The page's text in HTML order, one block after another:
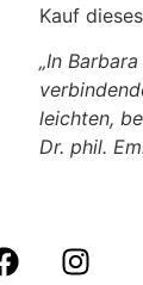
Kauf
„In
leichten,
Dr. phil.